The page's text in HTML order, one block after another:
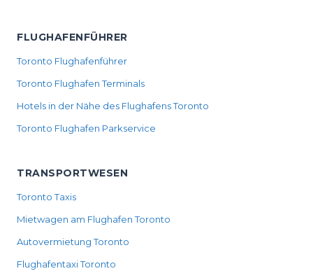
FLUGHAFENFÜHRER
Toronto Flughafenführer
Toronto Flughafen Terminals
Hotels in der Nähe des Flughafens Toronto
Toronto Flughafen Parkservice
TRANSPORTWESEN
Toronto Taxis
Mietwagen am Flughafen Toronto
Autovermietung Toronto
Flughafentaxi Toronto